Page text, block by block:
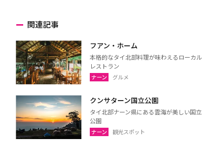
関連記事
フアン・ホーム
本格的なタイ北部料理が味わえるローカル
レストラン
ナーン グルメ
クンサターン国立公園
タイ北部ナーン県にある雲海が美しい国立
公園
ナーン 観光スポット